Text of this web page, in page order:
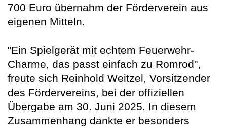
700 Euro übernahm der Förderverein aus
eigenen Mitteln.
"Ein Spielgerät mit echtem Feuerwehr-
Charme, das passt einfach zu Romrod",
freute sich Reinhold Weitzel, Vorsitzender
des Fördervereins, bei der offiziellen
Übergabe am 30. Juni 2025. In diesem
Zusammenhang dankte er besonders